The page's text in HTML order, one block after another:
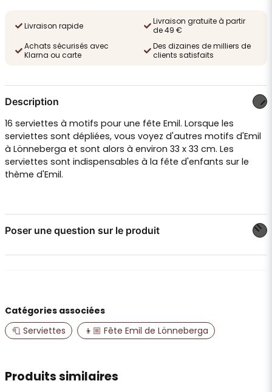
Livraison rapide
Livraison gratuite à partir
de 49 €
Achats sécurisés avec
Klarna ou carte
Des dizaines de milliers de
clients satisfaits
Description
16 serviettes à motifs pour une fête Emil. Lorsque les
serviettes sont dépliées, vous voyez d'autres motifs d'Emil
à Lönneberga et sont alors à environ 33 x 33 cm. Les
serviettes sont indispensables à la fête d'enfants sur le
thème d'Emil.
Poser une question sur le produit
name
Nom
email
Adresse e-mail
Produits similaires
Catégories associées
🧻 Serviettes
👦🏼 Fête Emil de Lönneberga